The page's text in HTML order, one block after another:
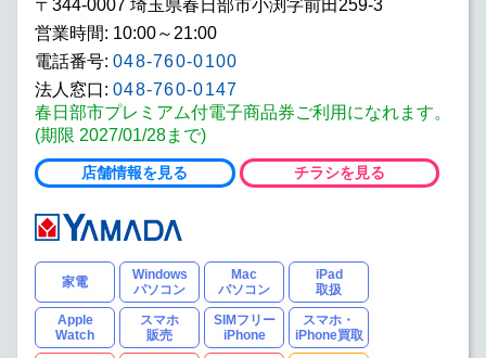
〒344-0007 埼玉県春日部市小渕字前田259-3
営業時間: 10:00～21:00
電話番号: 048-760-0100
法人窓口: 048-760-0147
春日部市プレミアム付電子商品券ご利用になれます。
(期限 2027/01/28まで)
店舗情報を見る チラシを見る
家電
Windows
パソコン
Mac
パソコン
iPad
取扱
Apple
Watch
スマホ
販売
SIMフリー
iPhone
スマホ・
iPhone買取